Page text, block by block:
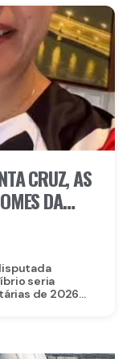
CRUZ, AS
DA
seria
de 2026...